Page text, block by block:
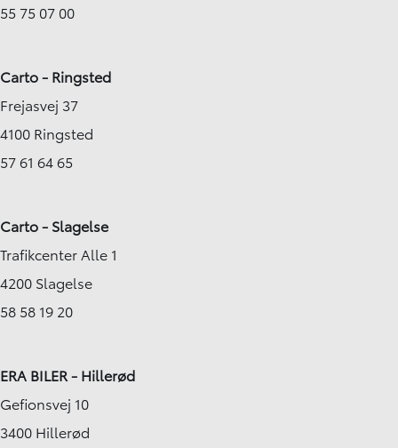
55 75 07 00
Carto - Ringsted
Frejasvej 37
4100 Ringsted
57 61 64 65
Carto - Slagelse
Trafikcenter Alle 1
4200 Slagelse
58 58 19 20
ERA BILER - Hillerød
Gefionsvej 10
3400 Hillerød